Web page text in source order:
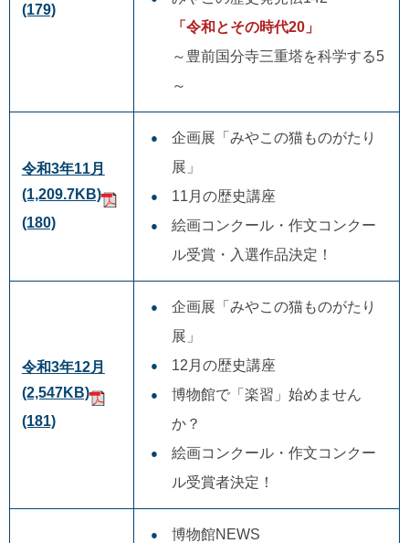
(179)
「令和とその時代20」
～豊前国分寺三重塔を科学する5
～
令和3年11月
(1,209.7KB)
(180)
企画展「みやこの猫ものがたり
展」
11月の歴史講座
絵画コンクール・作文コンクー
ル受賞・入選作品決定！
令和3年12月
(2,547KB)
(181)
企画展「みやこの猫ものがたり
展」
12月の歴史講座
博物館で「楽習」始めません
か？
絵画コンクール・作文コンクー
ル受賞者決定！
博物館NEWS